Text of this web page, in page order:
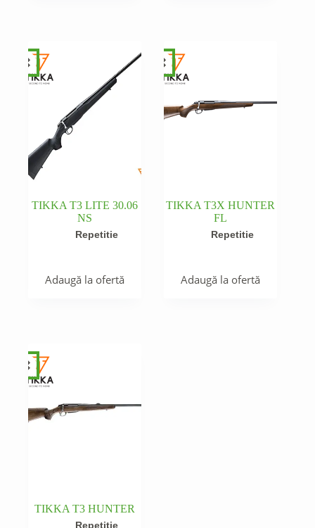
TIKKA T3 LITE 30.06
NS
Repetitie
Adaugă la ofertă
TIKKA T3X HUNTER
FL
Repetitie
Adaugă la ofertă
TIKKA T3 HUNTER
Repetitie